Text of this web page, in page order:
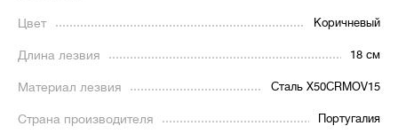
Цвет Коричневый
Длина лезвия 18 см
Материал лезвия Сталь X50CRMOV15
Страна производителя Португалия